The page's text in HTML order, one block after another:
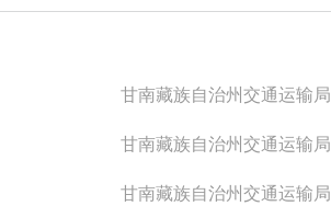
甘南藏族自治州交通运输局
甘南藏族自治州交通运输局
甘南藏族自治州交通运输局